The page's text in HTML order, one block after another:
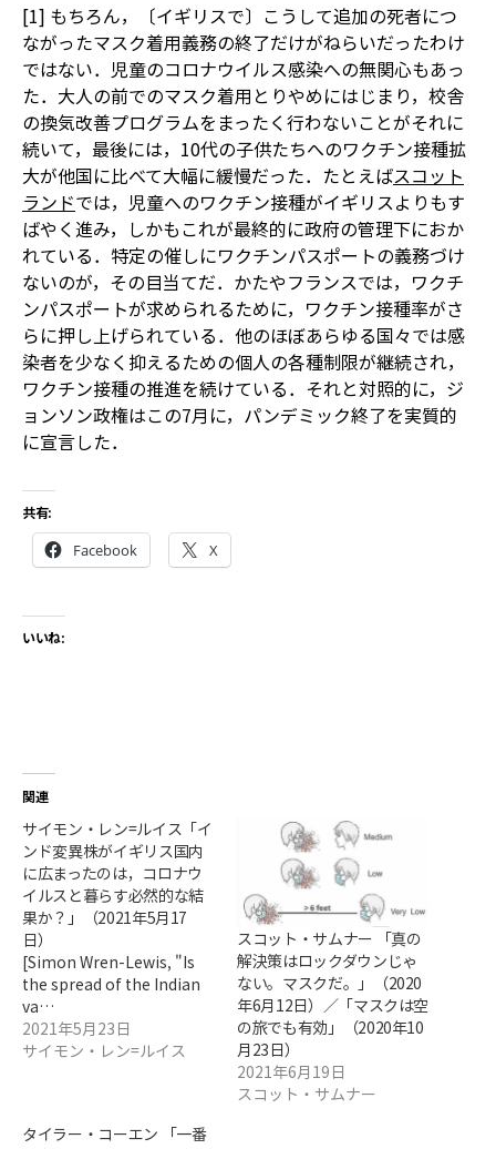
[1] もちろん，〔イギリスで〕こうして追加の死者につ
ながったマスク着用義務の終了だけがねらいだったわけ
ではない．児童のコロナウイルス感染への無関心もあっ
た．大人の前でのマスク着用とりやめにはじまり，校舎
の換気改善プログラムをまったく行わないことがそれに
続いて，最後には，10代の子供たちへのワクチン接種拡
大が他国に比べて大幅に緩慢だった．たとえばスコット
ランドでは，児童へのワクチン接種がイギリスよりもす
ばやく進み，しかもこれが最終的に政府の管理下におか
れている．特定の催しにワクチンパスポートの義務づけ
ないのが，その目当てだ．かたやフランスでは，ワクチ
ンパスポートが求められるために，ワクチン接種率がさ
らに押し上げられている．他のほぼあらゆる国々では感
染者を少なく抑えるための個人の各種制限が継続され，
ワクチン接種の推進を続けている．それと対照的に，ジ
ョンソン政権はこの7月に，パンデミック終了を実質的
に宣言した．
共有:
Facebook X
いいね:
関連
サイモン・レン=ルイス「イ
ンド変異株がイギリス国内
に広まったのは，コロナウ
イルスと暮らす必然的な結
果か？」（2021年5月17
日）
[Simon Wren-Lewis, "Is
the spread of the Indian
va…
2021年5月23日
サイモン・レン=ルイス
スコット・サムナー 「真の
解決策はロックダウンじゃ
ない。マスクだ。」（2020
年6月12日）／「マスクは空
の旅でも有効」（2020年10
月23日）
2021年6月19日
スコット・サムナー
タイラー・コーエン 「一番